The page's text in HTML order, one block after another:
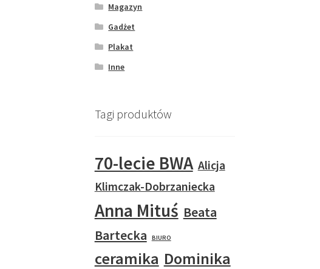
Magazyn
Gadżet
Plakat
Inne
Tagi produktów
70-lecie BWA Alicja
Klimczak-Dobrzaniecka
Anna Mituś Beata
Bartecka
BIURO
ceramika Dominika